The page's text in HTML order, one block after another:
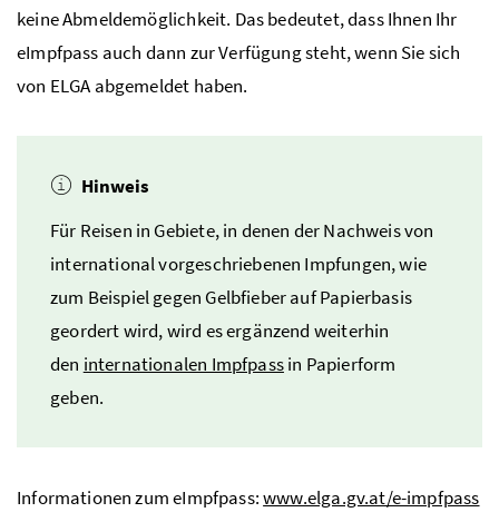
keine Abmeldemöglichkeit. Das bedeutet, dass Ihnen Ihr
eImpfpass auch dann zur Verfügung steht, wenn Sie sich
von ELGA abgemeldet haben.
Hinweis
Für Reisen in Gebiete, in denen der Nachweis von
international vorgeschriebenen Impfungen, wie
zum Beispiel gegen Gelbfieber auf Papierbasis
geordert wird, wird es ergänzend weiterhin
den internationalen Impfpassin Papierform
geben.
Informationen zum eImpfpass:www.elga.gv.at/e-impfpass